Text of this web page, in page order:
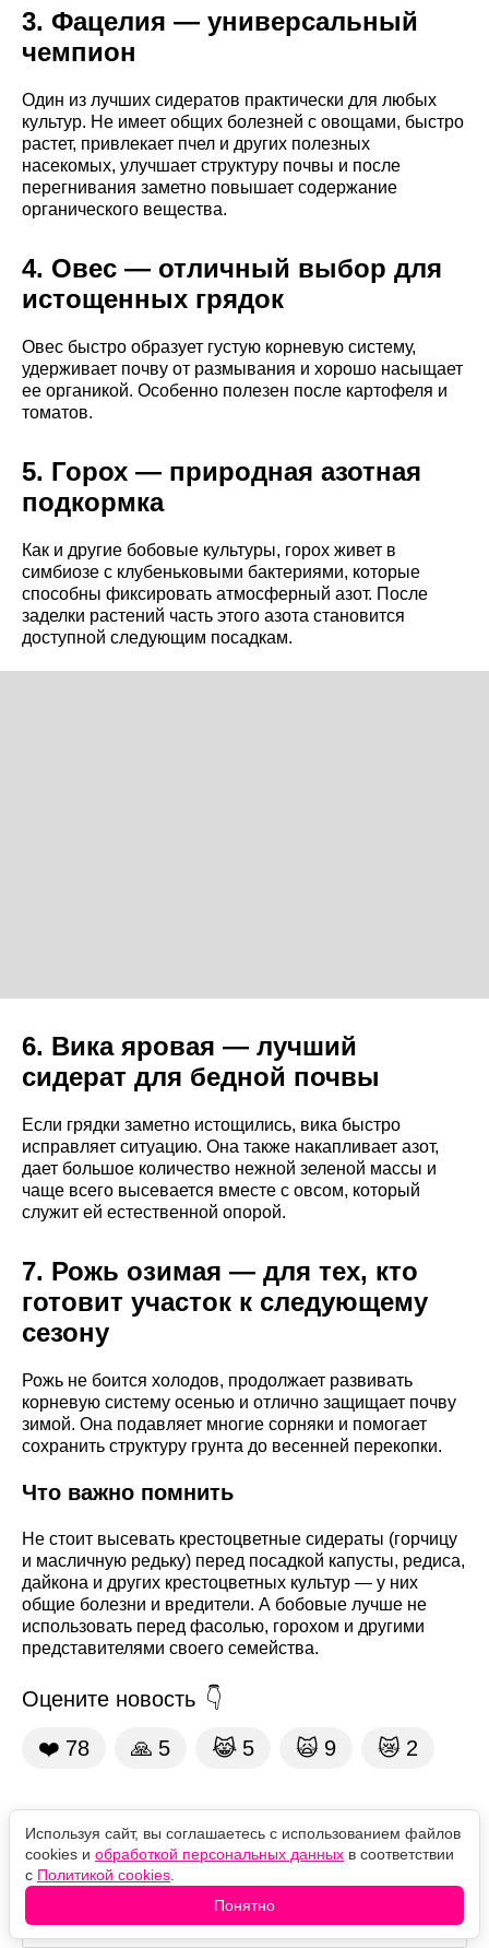
3. Фацелия — универсальный
чемпион
Один из лучших сидератов практически для любых
культур. Не имеет общих болезней с овощами, быстро
растет, привлекает пчел и других полезных
насекомых, улучшает структуру почвы и после
перегнивания заметно повышает содержание
органического вещества.
4. Овес — отличный выбор для
истощенных грядок
Овес быстро образует густую корневую систему,
удерживает почву от размывания и хорошо насыщает
ее органикой. Особенно полезен после картофеля и
томатов.
5. Горох — природная азотная
подкормка
Как и другие бобовые культуры, горох живет в
симбиозе с клубеньковыми бактериями, которые
способны фиксировать атмосферный азот. После
заделки растений часть этого азота становится
доступной следующим посадкам.
6. Вика яровая — лучший
сидерат для бедной почвы
Если грядки заметно истощились, вика быстро
исправляет ситуацию. Она также накапливает азот,
дает большое количество нежной зеленой массы и
чаще всего высевается вместе с овсом, который
служит ей естественной опорой.
7. Рожь озимая — для тех, кто
готовит участок к следующему
сезону
Рожь не боится холодов, продолжает развивать
корневую систему осенью и отлично защищает почву
зимой. Она подавляет многие сорняки и помогает
сохранить структуру грунта до весенней перекопки.
Что важно помнить
Не стоит высевать крестоцветные сидераты (горчицу
и масличную редьку) перед посадкой капусты, редиса,
дайкона и других крестоцветных культур — у них
общие болезни и вредители. А бобовые лучше не
использовать перед фасолью, горохом и другими
представителями своего семейства.
Оцените новость
❤️ 78 🙏 5 😹 5 🙀 9 😿 2
Комментарии
Используя сайт, вы соглашаетесь с использованием файлов
cookies и обработкой персональных данных в соответствии
с Политикой cookies
Понятно